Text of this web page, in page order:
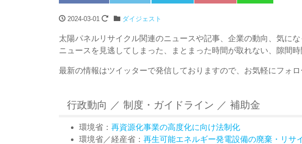
2024-03-01 ダイジェスト
太陽パネルリサイクル関連のニュースや記事、企業の動向、気に
ニュースを見逃してしまった、まとまった時間が取れない、隙間
最新の情報はツイッターで発信しておりますので、お気軽にフォ
行政動向 ／ 制度・ガイドライン ／ 補助金
環境省： 再資源化事業の高度化に向け法制化
環境省／経産省： 再生可能エネルギー発電設備の廃棄・リサ